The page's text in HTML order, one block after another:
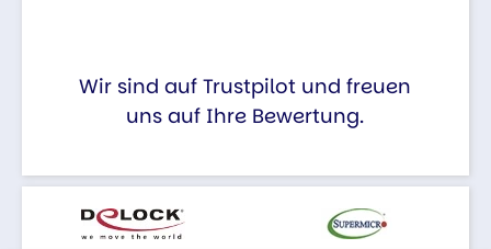
Wir sind auf Trustpilot und freuen
uns auf Ihre Bewertung.